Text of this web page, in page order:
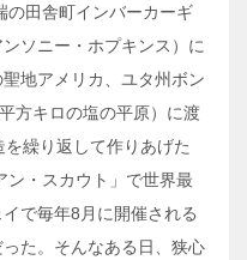
の田舎町インバーカーギ
ソニー・ホプキンス）に
地アメリカ、ユタ州ボン
方キロの塩の平原）に渡
繰り返して作りあげた
ン・スカウト」で世界最
で毎年8月に開催される
た。そんなある日、狭心